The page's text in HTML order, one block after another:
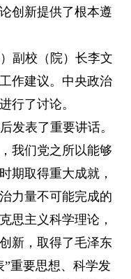
创新提供了根本遵
副校（院）长李文
作建议。中央政治
行了讨论。
发表了重要讲话。
我们党之所以能够
期取得重大成就，
力量不可能完成的
思主义科学理论，
新，取得了毛泽东
重要思想、科学发